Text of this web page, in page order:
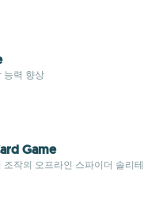
능력 향상
Game
조작의 오프라인 스파이더 솔리테